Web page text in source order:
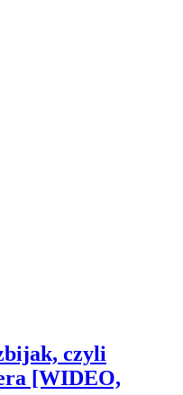
czyli
[WIDEO,